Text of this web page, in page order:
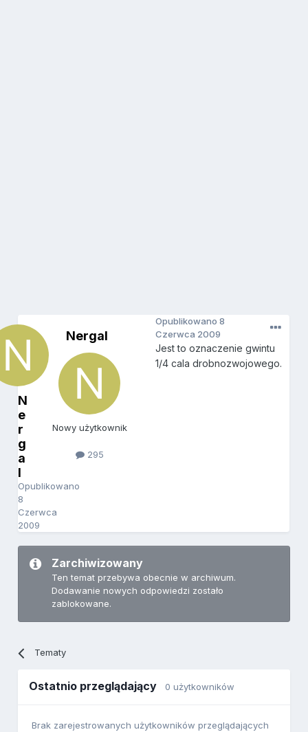
N
e
r
g
a
l
Opublikowano
8
Czerwca
2009
Nergal
Nowy użytkownik
295
Opublikowano8
Czerwca 2009
Jest to oznaczenie gwintu
1/4 cala drobnozwojowego.
Zarchiwizowany
Ten temat przebywa obecnie w archiwum.
Dodawanie nowych odpowiedzi zostało
zablokowane.
Tematy
Ostatnio przeglądający 0 użytkowników
Brak zarejestrowanych użytkowników przeglądających